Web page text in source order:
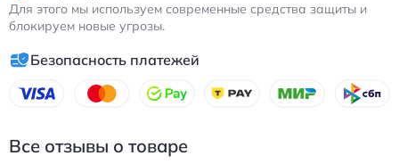
Для этого мы используем современные средства защиты и
блокируем новые угрозы.
Безопасность платежей
Все отзывы о товаре